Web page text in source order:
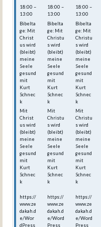
18:00 –
13:00
Bibelta
ge: Mit
Christ
us wird
(bleibt)
meine
Seele
gesund
mit
Kurt
Schnec
k
Mit
Christ
us wird
(bleibt)
meine
Seele
gesund
mit
Kurt
Schnec
k
https://
www.ze
dakah.d
e/Wor
dPress
18:00 –
13:00
Bibelta
ge: Mit
Christu
s wird
(bleibt)
meine
Seele
gesund
mit
Kurt
Schnec
k
Mit
Christu
s wird
(bleibt)
meine
Seele
gesund
mit
Kurt
Schnec
k
https://
www.ze
dakah.d
e/Word
Press_
18:00 –
13:00
Bibelta
ge: Mit
Christu
s wird
(bleibt)
meine
Seele
gesund
mit
Kurt
Schnec
k
Mit
Christu
s wird
(bleibt)
meine
Seele
gesund
mit
Kurt
Schnec
k
https://
www.ze
dakah.d
e/Word
Press_